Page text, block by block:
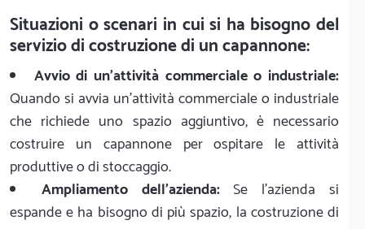
Situazioni o scenari in cui si ha bisogno del
servizio di costruzione di un capannone:
Avvio di un'attività commerciale o industriale:
Quando si avvia un'attività commerciale o industriale
che richiede uno spazio aggiuntivo, è necessario
costruire un capannone per ospitare le attività
produttive o di stoccaggio.
Ampliamento dell'azienda:Se l'azienda si
espande e ha bisogno di più spazio, la costruzione di